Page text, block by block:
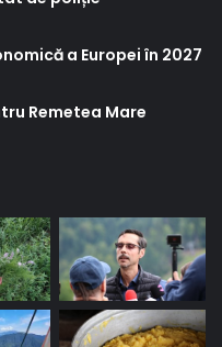
a Europei în 2027
Remetea Mare